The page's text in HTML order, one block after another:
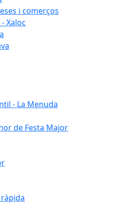
i comerços
Xaloc
- La Menuda
de Festa Major